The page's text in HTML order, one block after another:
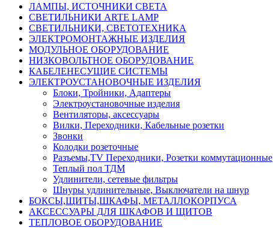
ЛАМПЫ, ИСТОЧНИКИ СВЕТА
СВЕТИЛЬНИКИ ARTE LAMP
СВЕТИЛЬНИКИ, СВЕТОТЕХНИКА
ЭЛЕКТРОМОНТАЖНЫЕ ИЗДЕЛИЯ
МОДУЛЬНОЕ ОБОРУДОВАНИЕ
НИЗКОВОЛЬТНОЕ ОБОРУДОВАНИЕ
КАБЕЛЕНЕСУЩИЕ СИСТЕМЫ
ЭЛЕКТРОУСТАНОВОЧНЫЕ ИЗДЕЛИЯ
Блоки, Тройники, Адаптеры
Электроустановочные изделия
Вентиляторы, аксессуары
Вилки, Переходники, Кабельные розетки
Звонки
Колодки розеточные
Разъемы,TV Переходники, Розетки коммутационные
Теплый пол ТДМ
Удлинители, сетевые фильтры
Шнуры удлинительные, Выключатели на шнур
БОКСЫ,ЩИТЫ,ШКАФЫ, МЕТАЛЛОКОРПУСА
АКСЕССУАРЫ ДЛЯ ШКАФОВ И ЩИТОВ
ТЕПЛОВОЕ ОБОРУДОВАНИЕ